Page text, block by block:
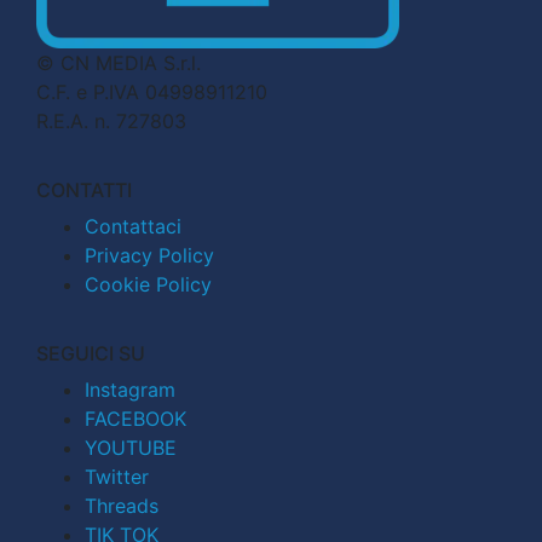
© CN MEDIA S.r.l.
C.F. e P.IVA 04998911210
R.E.A. n. 727803
CONTATTI
Contattaci
Privacy Policy
Cookie Policy
SEGUICI SU
Instagram
FACEBOOK
YOUTUBE
Twitter
Threads
TIK TOK